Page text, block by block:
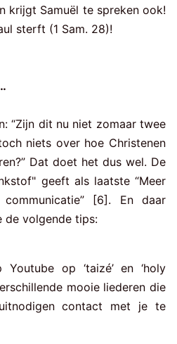
krijgt Samuël te spreken ook!
sterft (1 Sam. 28)!
“Zijn dit nu niet zomaar twee
niets over hoe Christenen
Dat doet het dus wel. De
geeft als laatste “Meer
[6]. En daar
de volgende tips:
Youtube op ‘taizé’ en ‘holy
mooie liederen die
contact met je te